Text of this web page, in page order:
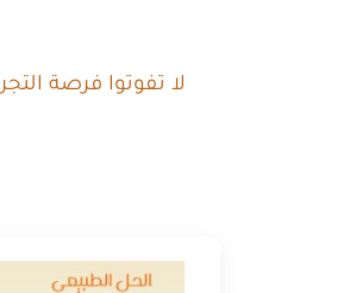
لا تفوتوا فرصة